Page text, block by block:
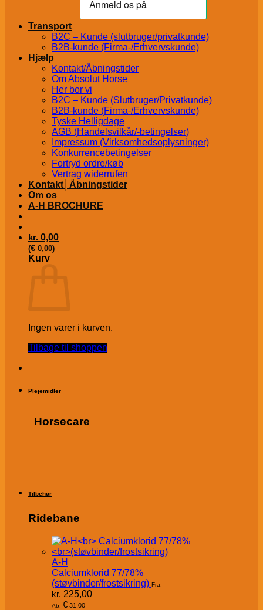
Transport
B2C – Kunde (slutbruger/privatkunde)
B2B-kunde (Firma-/Erhvervskunde)
Hjælp
Kontakt/Åbningstider
Om Absolut Horse
Her bor vi
B2C – Kunde (Slutbruger/Privatkunde)
B2B-kunde (Firma-/Erhvervskunde)
Tyske Helligdage
AGB (Handelsvilkår/-betingelser)
Impressum (Virksomhedsoplysninger)
Konkurrencebetingelser
Fortryd ordre/køb
Vertrag widerrufen
Kontakt│Åbningstider
Om os
A-H BROCHURE
kr. 0,00
(€ 0,00)
Kurv
Ingen varer i kurven.
Tilbage til shoppen
Plejemidler
Horsecare
Tilbehør
Ridebane
A-H
Calciumklorid 77/78%
(støvbinder/frostsikring) Fra:
kr. 225,00
Ab: € 31,00